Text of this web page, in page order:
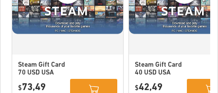
Steam Gift Card
70 USD USA
$73,49
Steam Gift Card
40 USD USA
$42,49